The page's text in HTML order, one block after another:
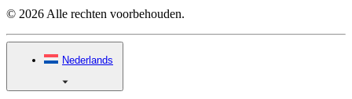
© 2026 Alle rechten voorbehouden.
Nederlands